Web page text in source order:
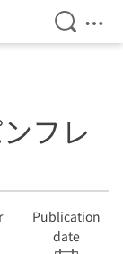
Open
フレ
Publication
date